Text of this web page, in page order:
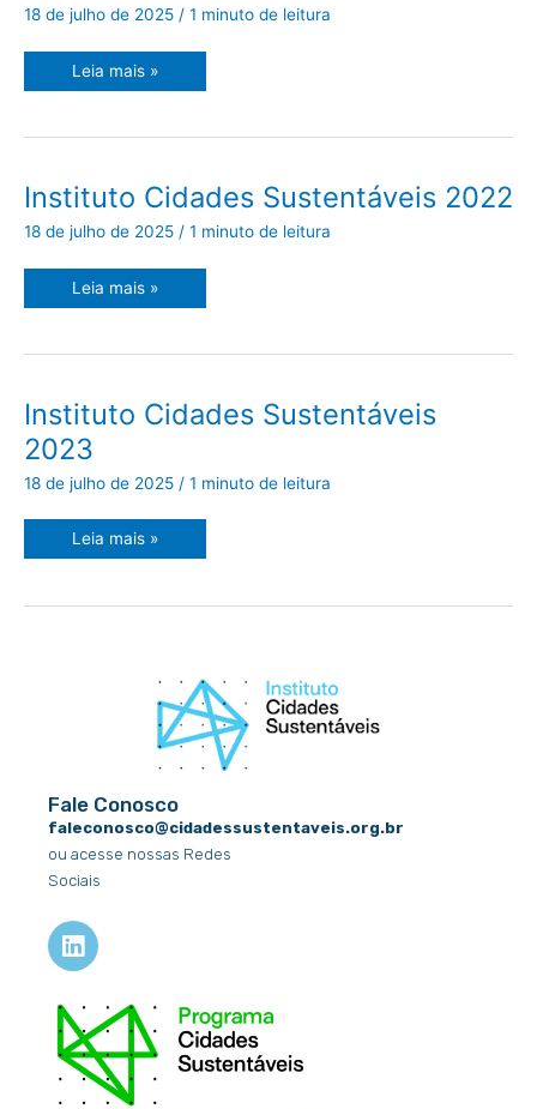
18 de julho de 2025 / 1 minuto de leitura
2021
Leia mais »
Instituto Cidades Sustentáveis 2022
18 de julho de 2025 / 1 minuto de leitura
Instituto
Cidades
2022
Leia mais »
Instituto Cidades Sustentáveis
2023
18 de julho de 2025 / 1 minuto de leitura
Instituto
Cidades
Sustentáveis
2023
Leia mais »
Fale Conosco
faleconosco@cidadessustentaveis.org.br
ou acesse nossas Redes
Sociais
L
i
k
e
d